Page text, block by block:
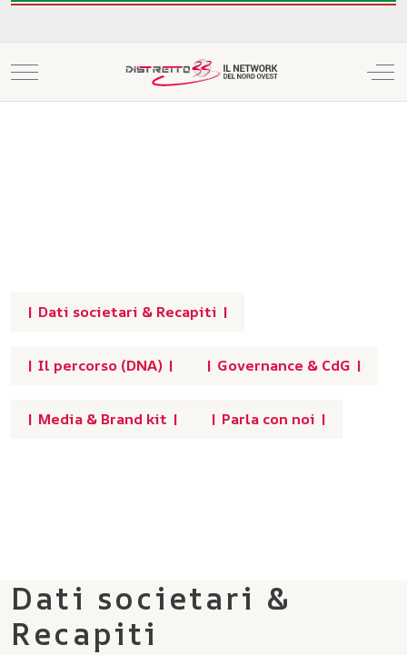
Mobile Menu Toggle
| Dati societari & Recapiti |
| Il percorso (DNA) | | Governance & CdG |
| Media & Brand kit | | Parla con noi |
Dati societari &
Recapiti